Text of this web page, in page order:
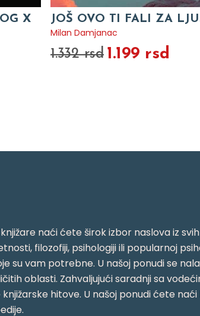
X
JOŠ OVO TI FALI ZA
Milan Damjanac
1.332 rsd 1.199 rsd
naći ćete širok izbor naslova iz
filozofiji, psihologiji ili popularnoj
su vam potrebne. U našoj ponudi se
oblasti. Zahvaljujući saradnji sa
hitove. U našoj ponudi ćete